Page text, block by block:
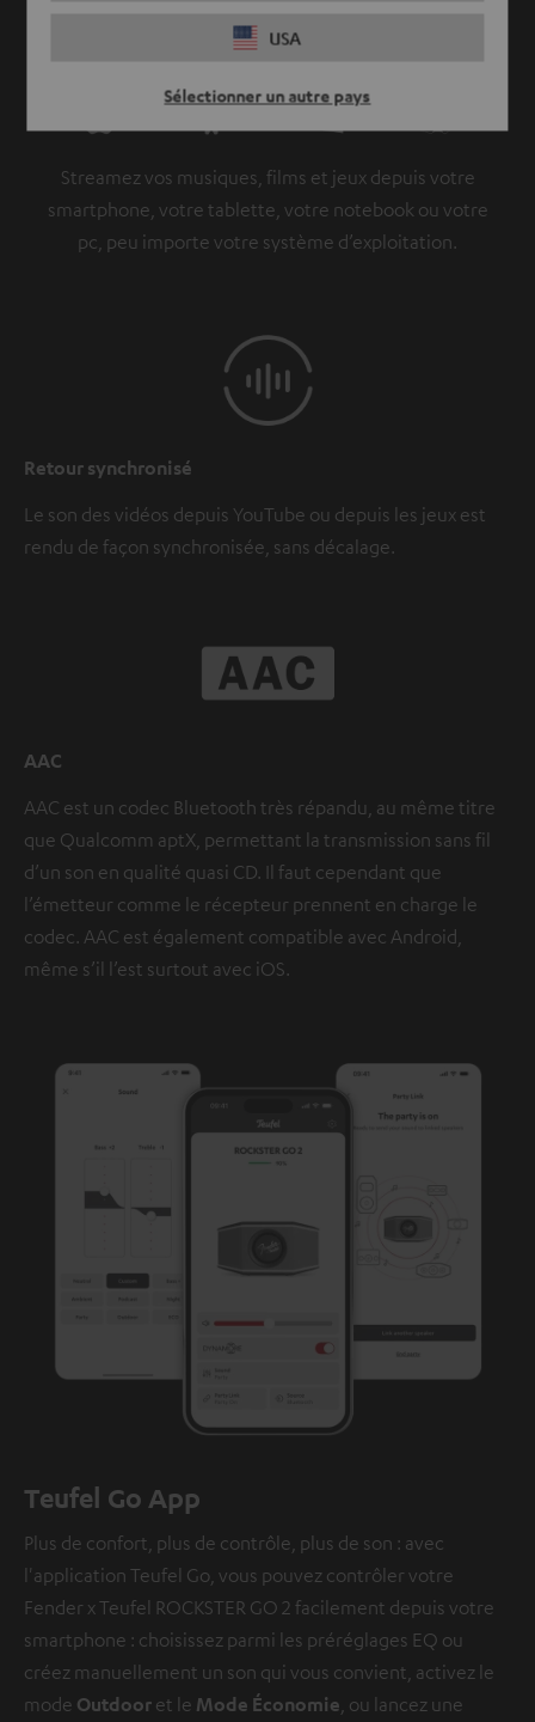
USA
Sélectionner un autre pays
Streamez vos musiques, films et jeux depuis votre
smartphone, votre tablette, votre notebook ou votre
pc, peu importe votre système d’exploitation.
Retour synchronisé
Le son des vidéos depuis YouTube ou depuis les jeux est
rendu de façon synchronisée, sans décalage.
AAC
AAC est un codec Bluetooth très répandu, au même titre
que Qualcomm aptX, permettant la transmission sans fil
d’un son en qualité quasi CD. Il faut cependant que
l’émetteur comme le récepteur prennent en charge le
codec. AAC est également compatible avec Android,
même s’il l’est surtout avec iOS.
Teufel Go App
Plus de confort, plus de contrôle, plus de son : avec
l'application Teufel Go, vous pouvez contrôler votre
Fender x Teufel ROCKSTER GO 2 facilement depuis votre
smartphone : choisissez parmi les préréglages EQ ou
créez manuellement un son qui vous convient, activez le
mode Outdoor et le Mode Économie , ou lancez une